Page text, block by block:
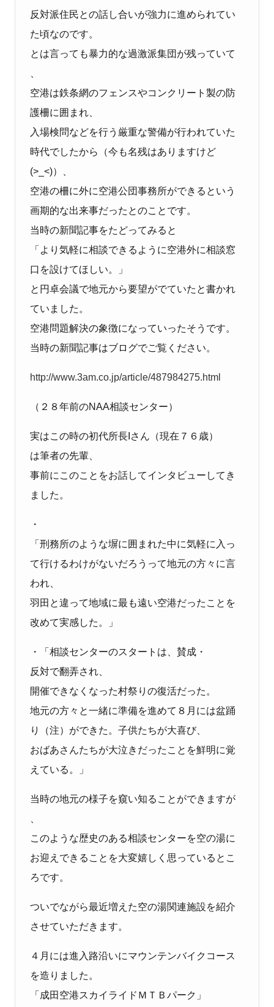
反対派住民との話し合いが強力に進められてい
た頃なのです。
とは言っても暴力的な過激派集団が残っていて
空港は鉄条網のフェンスやコンクリート製の防
護柵に囲まれ、
入場検問などを行う厳重な警備が行われていた
時代でしたから（今も名残はありますけど
(>_<)）、
空港の柵に外に空港公団事務所ができるという
画期的な出来事だったとのことです。
当時の新聞記事をたどってみると
「より気軽に相談できるように空港外に相談窓
口を設けてほしい。」
と円卓会議で地元から要望がでていたと書かれ
ていました。
空港問題解決の象徴になっていったそうです。
当時の新聞記事はブログでご覧ください。
http://www.3am.co.jp/article/487984275.html
（２８年前のNAA相談センター）
実はこの時の初代所長 さん（現在７６歳）
は筆者の先輩、
事前にこのことをお話してインタビューしてき
ました。
・
「刑務所のような塀に囲まれた中に気軽に入っ
て行けるわけがないだろうって地元の方々に言
われ、
羽田と違って地域に最も遠い空港だったことを
改めて実感した。」
・「相談センターのスタートは、賛成・
反対で翻弄され、
開催できなくなった村祭りの復活だった。
地元の方々と一緒に準備を進めて８月には盆踊
り（注）ができた。子供たちが大喜び、
おばあさんたちが大泣きだったことを鮮明に覚
えている。」
当時の地元の様子を窺い知ることができますが
このような歴史のある相談センターを空の湯に
お迎えできることを大変嬉しく思っているとこ
ろです。
ついでながら最近増えた空の湯関連施設を紹介
させていただきます。
４月には進入路沿いにマウンテンバイクコース
を造りました。
「成田空港スカイライドＭＴＢパーク」